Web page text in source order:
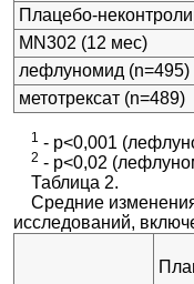
Плацебо-
MN302 (12 мес)
лефлуномид (n=495)
метотрексат (n=489)
1 - p<0,001
2 - p<0,02
Таблица 2.
Средние
исследований,